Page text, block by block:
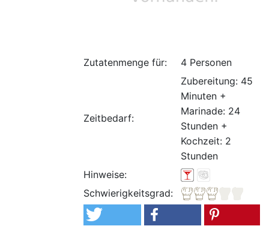
Zutatenmenge für: 4 Personen
Zeitbedarf:
Zubereitung: 45
Minuten +
Marinade: 24
Stunden +
Kochzeit: 2
Stunden
Hinweise:
Schwierigkeitsgrad: